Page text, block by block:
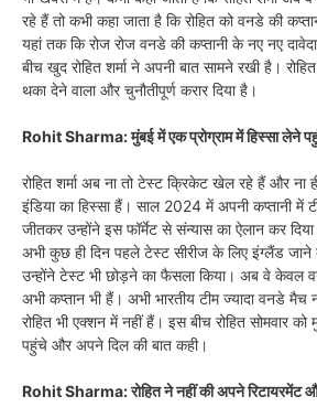
रहे हैं तो कभी कहा जाता है कि रोहित को वनडे की
यहां तक कि रोज रोज वनडे की कप्तानी के नए नए
बीच खुद रोहित शर्मा ने अपनी बात सामने रखी है।
थका देने वाला और चुनौतीपूर्ण करार दिया है।
Rohit Sharma: मुंबई में एक प्रोग्राम में हिस्सा लेने
रोहित शर्मा अब ना तो टेस्ट क्रिकेट खेल रहे हैं और ना
इंडिया का हिस्सा हैं। साल 2024 में अपनी कप्तानी में
जीतकर उन्होंने इस फॉर्मेट से संन्यास का ऐलान कर
अभी कुछ ही दिन पहले टेस्ट सीरीज के लिए इंग्लैंड जाने
उन्होंने टेस्ट भी छोड़ने का फैसला किया। अब वे
अभी कप्तान भी हैं। अभी भारतीय टीम ज्यादा वनडे मैच
रोहित भी एक्शन में नहीं हैं। इस बीच रोहित सोमवार
पहुंचे और अपने दिल की बात कही।
Rohit Sharma: रोहित ने नहीं की ​अपने रिटायरमेंट